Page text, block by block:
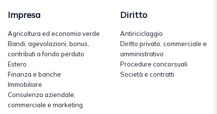
Impresa
Agricoltura ed economia verde
Bandi, agevolazioni, bonus,
contributi a fondo perduto
Estero
Finanza e banche
Immobiliare
Consulenza aziendale,
commerciale e marketing
Diritto
Antiriciclaggio
Diritto privato, commerciale e
amministrativo
Procedure concorsuali
Società e contratti